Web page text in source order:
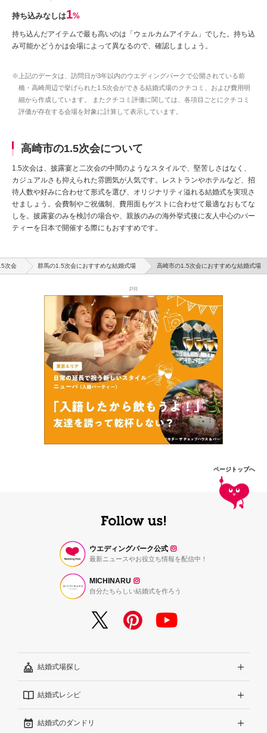
持ち込みなしは1%
持ち込んだアイテムで最も高いのは「ウェルカムアイテム」でした。持ち込
み可能かどうかは会場によって異なるので、確認しましょう。
※上記のデータは、訪問日が3年以内のウエディングパークで公開されている前
橋・高崎周辺で挙げられた1.5次会ができる結婚式場のクチコミ、および費用明
細から作成しています。 またクチコミ評価に関しては、各項目ごとにクチコミ
評価が存在する会場を対象に計算して表示しています。
高崎市の1.5次会について
1.5次会は、披露宴と二次会の中間のようなスタイルで、堅苦しさはなく、
カジュアルさも抑えられた雰囲気が人気です。レストランやホテルなど、招
待人数や好みに合わせて形式を選び、オリジナリティ溢れる結婚式を実現さ
せましょう。会費制やご祝儀制、費用面もゲストに合わせて最適なおもてな
しを。披露宴のみを検討の場合や、親族のみの海外挙式後に友人中心のパー
ティーを日本で開催する際にもおすすめです。
次会 群馬の1.5次会におすすめな結婚式場 高崎市の1.5次会におすすめな結婚式場
PR
ページトップへ
ウエディングパーク公式
最新ニュースやお役立ち情報を配信中！
MICHINARU
自分たちらしい結婚式を作ろう
結婚式場探し
エリアから探す
こだわりから探す
結婚式レシピ
結婚式準備レポート『ハナレポ』
結婚式のダンドリ